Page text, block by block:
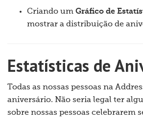
Criando um Gráfico de
mostrar a distribuição de
Estatísticas de
Todas as nossas pessoas na
aniversário. Não seria legal ter
sobre nossas pessoas celebrarem